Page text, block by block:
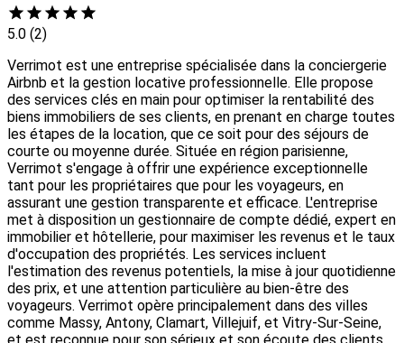
5.0 (2)
Verrimot est une entreprise spécialisée dans la conciergerie
Airbnb et la gestion locative professionnelle. Elle propose
des services clés en main pour optimiser la rentabilité des
biens immobiliers de ses clients, en prenant en charge toutes
les étapes de la location, que ce soit pour des séjours de
courte ou moyenne durée. Située en région parisienne,
Verrimot s'engage à offrir une expérience exceptionnelle
tant pour les propriétaires que pour les voyageurs, en
assurant une gestion transparente et efficace. L'entreprise
met à disposition un gestionnaire de compte dédié, expert en
immobilier et hôtellerie, pour maximiser les revenus et le taux
d'occupation des propriétés. Les services incluent
l'estimation des revenus potentiels, la mise à jour quotidienne
des prix, et une attention particulière au bien-être des
voyageurs. Verrimot opère principalement dans des villes
comme Massy, Antony, Clamart, Villejuif, et Vitry-Sur-Seine,